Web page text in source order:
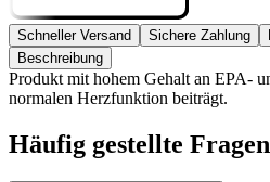
Schneller Versand Sichere Zahlung
Beschreibung
Produkt mit hohem Gehalt an EPA-
normalen Herzfunktion beiträgt.
Häufig gestellte Fragen